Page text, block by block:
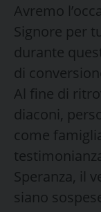
Avremo
Signore per
durante
di
Al fine di
diaconi,
come
Speranza, il
siano